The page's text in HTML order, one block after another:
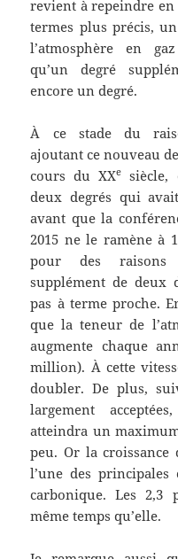
revient à repeindre
termes plus précis,
l’atmosphère en
qu’un degré
encore un degré.
À ce stade du
ajoutant ce nouveau
cours du XXe siècle,
deux degrés qui
avant que la
2015 ne le ramène à
pour des raisons
supplément de deux
pas à terme proche.
que la teneur de
augmente chaque
million). À cette
doubler. De plus,
largement
atteindra un
peu. Or la croissance
l’une des principales
carbonique. Les 2,3
même temps qu’elle.